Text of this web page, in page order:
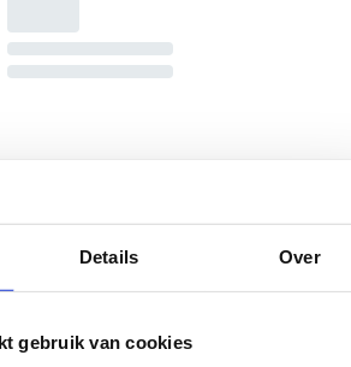
Details Over
gebruik van cookies